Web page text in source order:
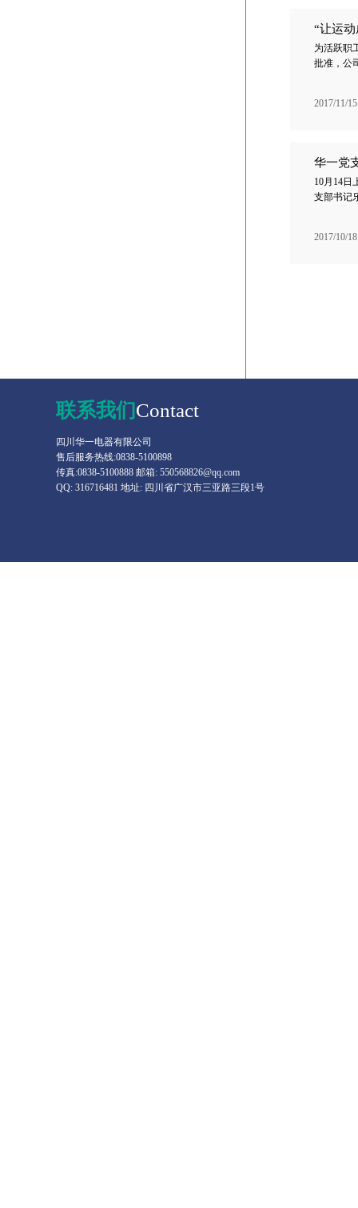
“让运
为活跃职
批准，公
2017/11/15
华一党
10月14日
支部书记
2017/10/18
联系我们Contact
四川华一电器有限公司
售后服务热线:0838-5100898
传真:0838-5100888 邮箱: 550568826@qq.com
QQ: 316716481 地址: 四川省广汉市三亚路三段1号